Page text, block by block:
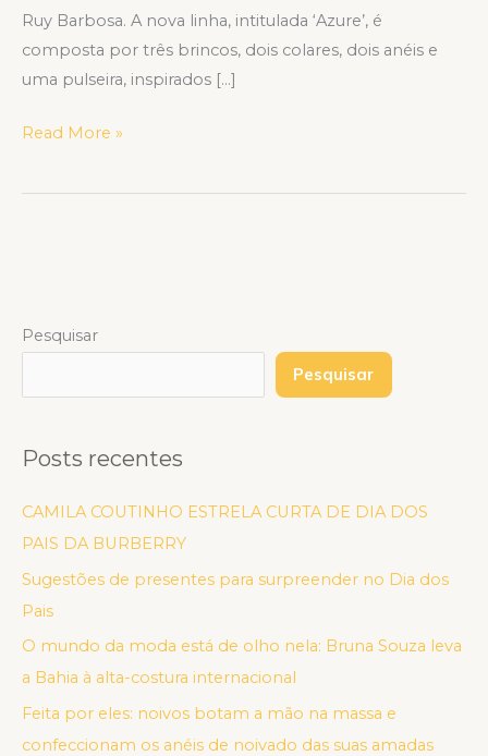
Ruy Barbosa. A nova linha, intitulada ‘Azure’, é
composta por três brincos, dois colares, dois anéis e
uma pulseira, inspirados […]
Read More »
Pesquisar
Pesquisar
Posts recentes
CAMILA COUTINHO ESTRELA CURTA DE DIA DOS
PAIS DA BURBERRY
Sugestões de presentes para surpreender no Dia dos
Pais
O mundo da moda está de olho nela: Bruna Souza leva
a Bahia à alta-costura internacional
Feita por eles: noivos botam a mão na massa e
confeccionam os anéis de noivado das suas amadas